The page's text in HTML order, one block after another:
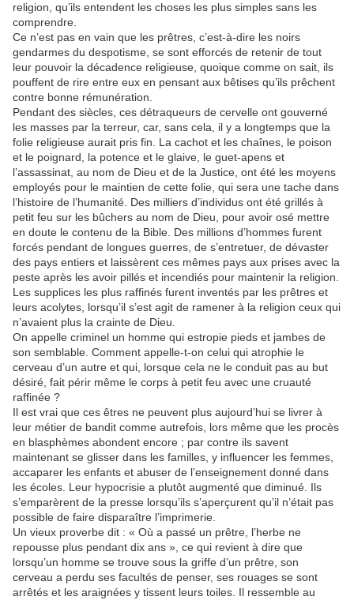
religion, qu’ils entendent les choses les plus simples sans les
comprendre.
Ce n’est pas en vain que les prêtres, c’est-à-dire les noirs
gendarmes du despotisme, se sont efforcés de retenir de tout
leur pouvoir la décadence religieuse, quoique comme on sait, ils
pouffent de rire entre eux en pensant aux bêtises qu’ils prêchent
contre bonne rémunération.
Pendant des siècles, ces détraqueurs de cervelle ont gouverné
les masses par la terreur, car, sans cela, il y a longtemps que la
folie religieuse aurait pris fin. La cachot et les chaînes, le poison
et le poignard, la potence et le glaive, le guet-apens et
l’assassinat, au nom de Dieu et de la Justice, ont été les moyens
employés pour le maintien de cette folie, qui sera une tache dans
l’histoire de l’humanité. Des milliers d’individus ont été grillés à
petit feu sur les bûchers au nom de Dieu, pour avoir osé mettre
en doute le contenu de la Bible. Des millions d’hommes furent
forcés pendant de longues guerres, de s’entretuer, de dévaster
des pays entiers et laissèrent ces mêmes pays aux prises avec la
peste après les avoir pillés et incendiés pour maintenir la religion.
Les supplices les plus raffinés furent inventés par les prêtres et
leurs acolytes, lorsqu’il s’est agit de ramener à la religion ceux qui
n’avaient plus la crainte de Dieu.
On appelle criminel un homme qui estropie pieds et jambes de
son semblable. Comment appelle-t-on celui qui atrophie le
cerveau d’un autre et qui, lorsque cela ne le conduit pas au but
désiré, fait périr même le corps à petit feu avec une cruauté
raffinée ?
Il est vrai que ces êtres ne peuvent plus aujourd’hui se livrer à
leur métier de bandit comme autrefois, lors même que les procès
en blasphèmes abondent encore ; par contre ils savent
maintenant se glisser dans les familles, y influencer les femmes,
accaparer les enfants et abuser de l’enseignement donné dans
les écoles. Leur hypocrisie a plutôt augmenté que diminué. Ils
s’emparèrent de la presse lorsqu’ils s’aperçurent qu’il n’était pas
possible de faire disparaître l’imprimerie.
Un vieux proverbe dit : « Où a passé un prêtre, l’herbe ne
repousse plus pendant dix ans », ce qui revient à dire que
lorsqu’un homme se trouve sous la griffe d’un prêtre, son
cerveau a perdu ses facultés de penser, ses rouages se sont
arrêtés et les araignées y tissent leurs toiles. Il ressemble au